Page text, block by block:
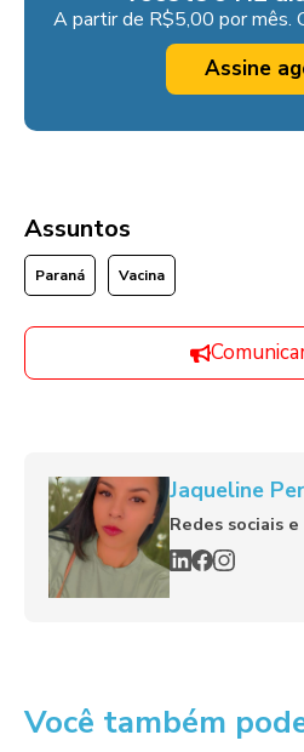
A partir de R$5,00 por mês.
Assine
Assuntos
Paraná Vacina
Jaqueline
Redes sociais
Você também